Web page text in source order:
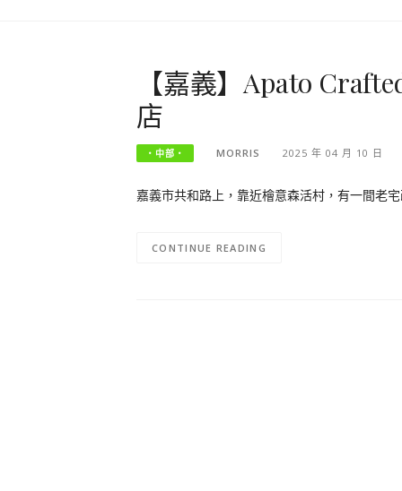
【嘉義】Apato
店
‧中部‧ MORRIS 2025 年 04 月 10 日
嘉義市共和路上，靠近檜意森活村，有一間老
CONTINUE READING